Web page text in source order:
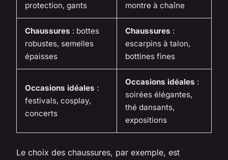
protection, gants
montre à chaîne
Chaussures : bottes
robustes, semelles
épaisses
Chaussures :
escarpins à talon,
bottines fines
Occasions idéales :
festivals, cosplay,
concerts
Occasions idéales :
soirées élégantes,
thé dansants,
expositions
Le choix des chaussures, par exemple, est